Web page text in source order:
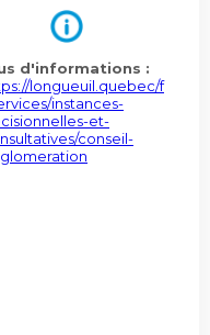
d'informations :
longueuil.quebec/f
instances-
et-
conseil-